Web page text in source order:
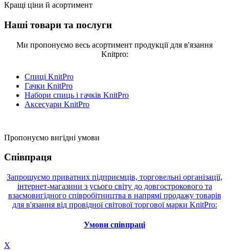
Кращі ціни й асортимент
Наші товари та послуги
Ми пропонуємо весь асортимент продукції для в'язання
Knitpro:
Спиці KnitPro
Гачки KnitPro
Набори спиць і гачків KnitPro
Аксесуари KnitPro
Пропонуємо вигідні умови
Співпраця
Запрошуємо приватних підприємців, торговельні організації,
інтернет-магазини з усього світу до довгострокового та
взаємовигідного співробітництва в напрямі продажу товарів
для в'язання від провідної світової торгової марки KnitPro:
Умови співпраці
X